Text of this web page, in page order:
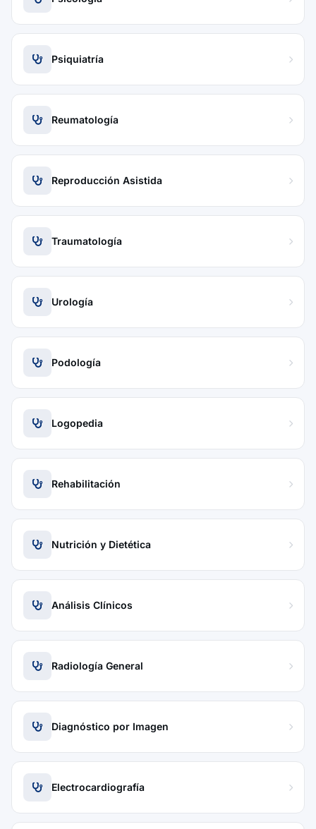
Psiquiatría
Reumatología
Reproducción Asistida
Traumatología
Urología
Podología
Logopedia
Rehabilitación
Nutrición y Dietética
Análisis Clínicos
Radiología General
Diagnóstico por Imagen
Electrocardiografía